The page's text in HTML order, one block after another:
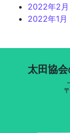
2022年2月
2022年1月
太田協会
〒